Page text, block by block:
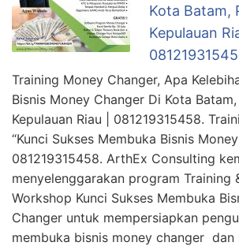
Kota Batam,
Kepulauan
Training Money Changer, Apa
Bisnis Money Changer Di Kota
Kepulauan Riau | 081219315458.
“Kunci Sukses Membuka Bisnis Money
081219315458. ArthEx Consulting
menyelenggarakan program Training
Workshop Kunci Sukses Membuka
Changer untuk mempersiapkan
membuka bisnis money changer dan